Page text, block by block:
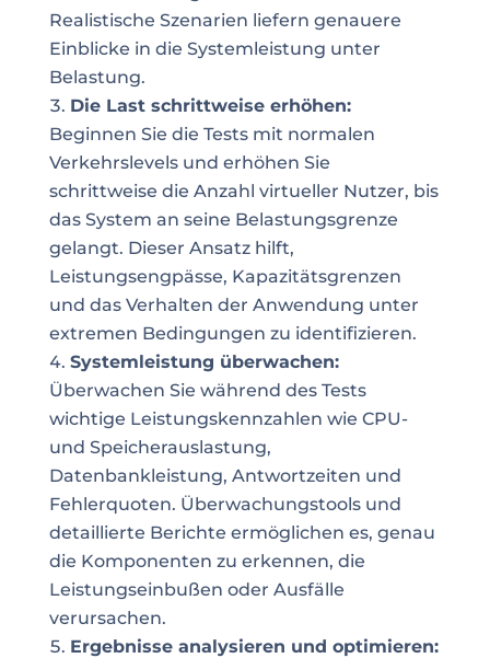
Realistische Szenarien liefern genauere
Einblicke in die Systemleistung unter
Belastung.
Die Last schrittweise erhöhen:
Beginnen Sie die Tests mit normalen
Verkehrslevels und erhöhen Sie
schrittweise die Anzahl virtueller Nutzer, bis
das System an seine Belastungsgrenze
gelangt. Dieser Ansatz hilft,
Leistungsengpässe, Kapazitätsgrenzen
und das Verhalten der Anwendung unter
extremen Bedingungen zu identifizieren.
Systemleistung überwachen:
Überwachen Sie während des Tests
wichtige Leistungskennzahlen wie CPU-
und Speicherauslastung,
Datenbankleistung, Antwortzeiten und
Fehlerquoten. Überwachungstools und
detaillierte Berichte ermöglichen es, genau
die Komponenten zu erkennen, die
Leistungseinbußen oder Ausfälle
verursachen.
Ergebnisse analysieren und optimieren: